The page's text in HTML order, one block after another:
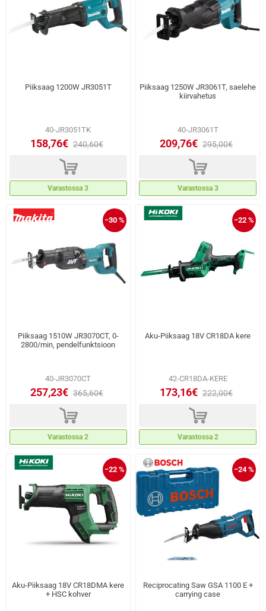
Piiksaag 1200W JR3051T
40-JR3051TK
158,76€ 240,60€
d
Varastossa 3
Piiksaag 1250W JR3061T, saelehe
kiirvahetus
40-JR3061T
209,76€ 295,00€
d
Varastossa 3
−30 %
Piiksaag 1510W JR3070CT, 0-
2800/min, pendelfunktsioon
40-JR3070CT
257,23€ 365,60€
d
Varastossa 2
−22 %
Aku-Piiksaag 18V CR18DA kere
42-CR18DA-KERE
173,16€ 222,00€
d
Varastossa 2
−22 %
Aku-Piiksaag 18V CR18DMA kere
+ HSC kohver
−24 %
Reciprocating Saw GSA 1100 E +
carrying case